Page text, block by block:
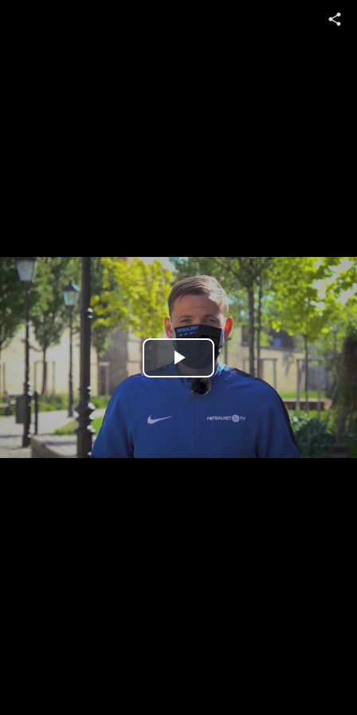
Prehrať
video